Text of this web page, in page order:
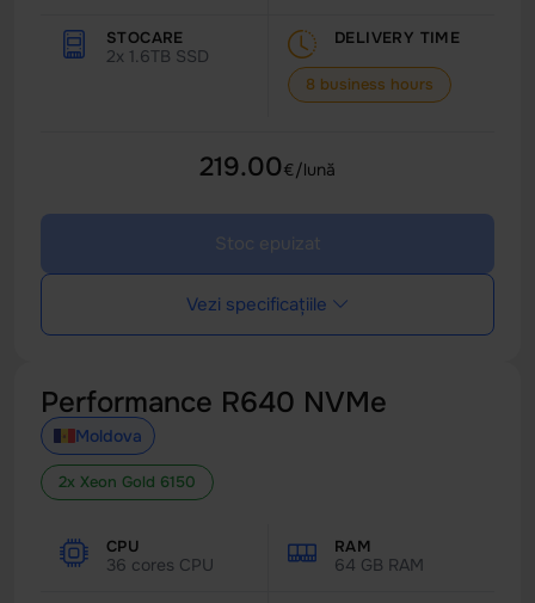
STOCARE
2x 1.6TB SSD
DELIVERY TIME
8 business hours
219.00€/lună
Stoc epuizat
Vezi specificațiile
Performance R640 NVMe
Moldova
2x Xeon Gold 6150
CPU
36 cores CPU
RAM
64 GB RAM